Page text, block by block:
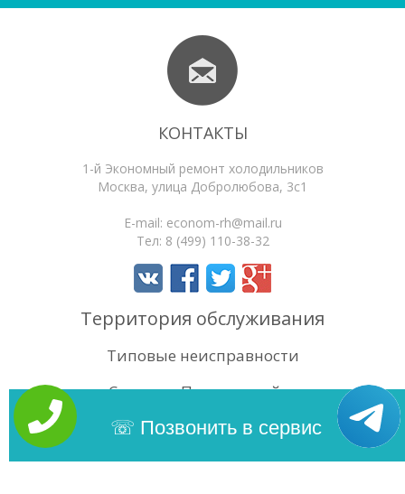
КОНТАКТЫ
1-й Экономный ремонт холодильников
Москва, улица Добролюбова, 3с1
E-mail: econom-rh@mail.ru
Тел: 8 (499) 110-38-32
Территория обслуживания
Типовые неисправности
Статьи
Поиск по сайту
Позвонить в сервис